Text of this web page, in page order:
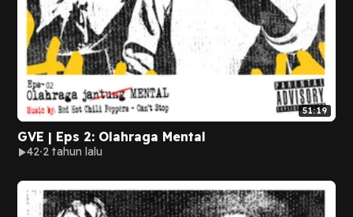
51:19
GVE | Eps 2: Olahraga Mental
42 2 tahun lalu